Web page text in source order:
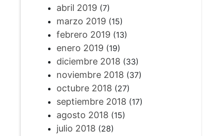
abril 2019 (7)
marzo 2019 (15)
febrero 2019 (13)
enero 2019 (19)
diciembre 2018 (33)
noviembre 2018 (37)
octubre 2018 (27)
septiembre 2018 (17)
agosto 2018 (15)
julio 2018 (28)